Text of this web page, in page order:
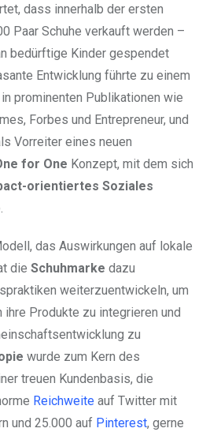
dass innerhalb der ersten
Paar Schuhe verkauft werden –
bedürftige Kinder gespendet
Entwicklung führte zu einem
prominenten Publikationen wie
Forbes und Entrepreneur, und
Vorreiter eines neuen
for One Konzept, mit dem sich
orientiertes Soziales
das Auswirkungen auf lokale
die Schuhmarke dazu
weiterzuentwickeln, um
Produkte zu integrieren und
zu
wurde zum Kern des
treuen Kundenbasis, die
Reichweite auf Twitter mit
und 25.000 auf Pinterest, gerne